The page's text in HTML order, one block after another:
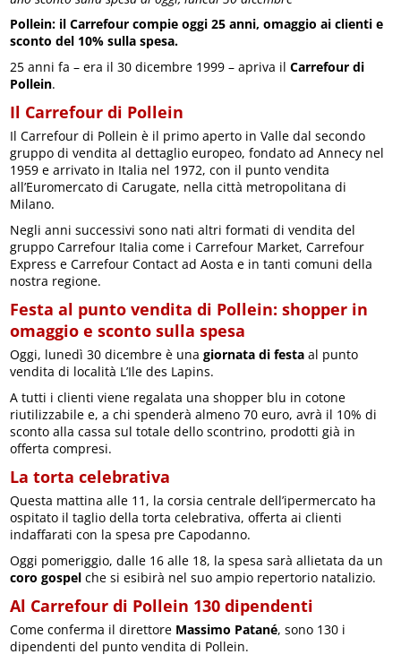
Pollein: il Carrefour compie oggi 25 anni, omaggio ai clienti e
sconto del 10% sulla spesa.
25 anni fa – era il 30 dicembre 1999 – apriva ilCarrefour di
Pollein.
Il Carrefour di Pollein
Il Carrefour di Pollein è il primo aperto in Valle dal secondo
gruppo di vendita al dettaglio europeo, fondato ad Annecy nel
1959 e arrivato in Italia nel 1972, con il punto vendita
all’Euromercato di Carugate, nella città metropolitana di
Milano.
Negli anni successivi sono nati altri formati di vendita del
gruppo Carrefour Italia come i Carrefour Market, Carrefour
Express e Carrefour Contact ad Aosta e in tanti comuni della
nostra regione.
Festa al punto vendita di Pollein: shopper in
omaggio e sconto sulla spesa
Oggi, lunedì 30 dicembre è unagiornata di festa al punto
vendita di località L’Ile des Lapins.
A tutti i clienti viene regalata una shopper blu in cotone
riutilizzabile e, a chi spenderà almeno 70 euro, avrà il 10% di
sconto alla cassa sul totale dello scontrino, prodotti già in
offerta compresi.
La torta celebrativa
Questa mattina alle 11, la corsia centrale dell’ipermercato ha
ospitato il taglio della torta celebrativa, offerta ai clienti
indaffarati con la spesa pre Capodanno.
Oggi pomeriggio, dalle 16 alle 18, la spesa sarà allietata da un
coro gospel che si esibirà nel suo ampio repertorio natalizio.
Al Carrefour di Pollein 130 dipendenti
Come conferma il direttore Massimo Patané, sono 130 i
dipendenti del punto vendita di Pollein.